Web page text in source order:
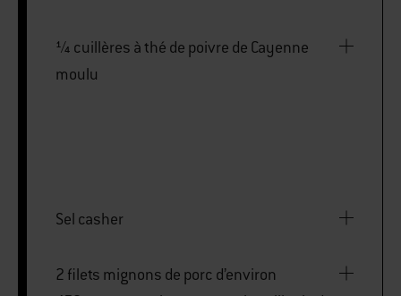
¼ cuillères à thé de poivre de Cayenne
moulu
Sel casher
2 filets mignons de porc d’environ